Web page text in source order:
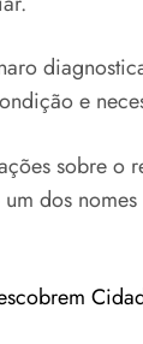
e
sobre o
dos